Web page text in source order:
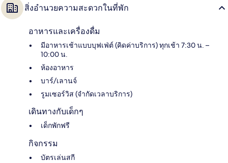
สิ่งอำนวยความสะดวกในที่พัก
อาหารและเครื่องดื่ม
มีอาหารเช้าแบบบุฟเฟ่ต์ (คิดค่าบริการ) ทุกเช้า 7:30 น. –
10:00 น.
ห้องอาหาร
บาร์/เลานจ์
รูมเซอร์วิส (จำกัดเวลาบริการ)
เดินทางกับเด็กๆ
เด็กพักฟรี
กิจกรรม
บัตรเล่นสกี